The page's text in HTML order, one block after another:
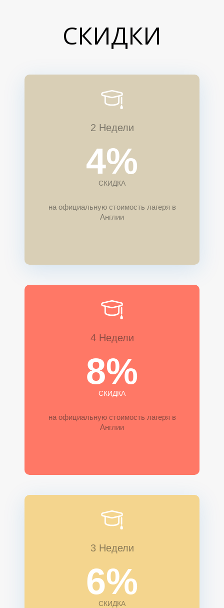
СКИДКИ
2 Недели
4%
СКИДКА
на официальную стоимость лагеря в
Англии
4 Недели
8%
СКИДКА
на официальную стоимость лагеря в
Англии
3 Недели
6%
СКИДКА